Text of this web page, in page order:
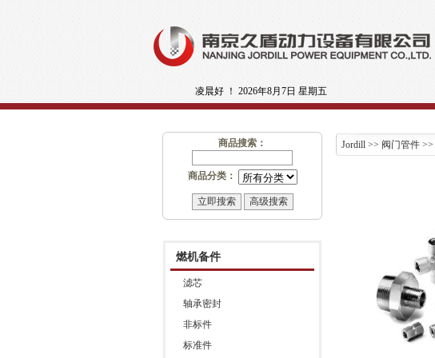
凌晨好 ！ 2026年8月7日 星期五
商品搜索：
商品分类：
燃机备件
滤芯
轴承密封
非标件
标准件
Jordill >> 阀门管件 >>